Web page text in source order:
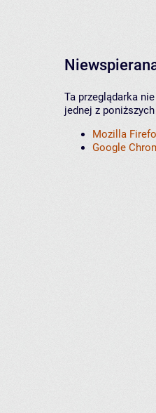
Ta przeglądarka
jednej z
Mozilla
Google